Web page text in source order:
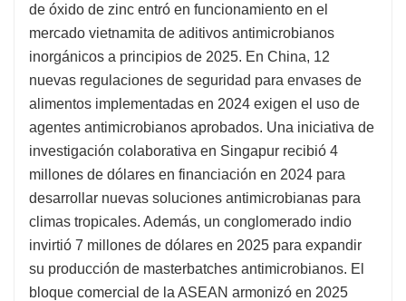
de óxido de zinc entró en funcionamiento en el
mercado vietnamita de aditivos antimicrobianos
inorgánicos a principios de 2025. En China, 12
nuevas regulaciones de seguridad para envases de
alimentos implementadas en 2024 exigen el uso de
agentes antimicrobianos aprobados. Una iniciativa de
investigación colaborativa en Singapur recibió 4
millones de dólares en financiación en 2024 para
desarrollar nuevas soluciones antimicrobianas para
climas tropicales. Además, un conglomerado indio
invirtió 7 millones de dólares en 2025 para expandir
su producción de masterbatches antimicrobianos. El
bloque comercial de la ASEAN armonizó en 2025